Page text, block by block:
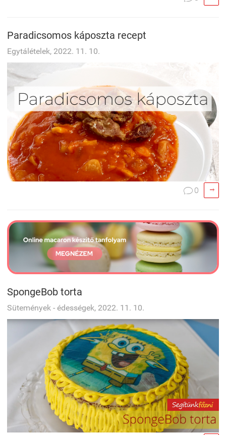
Paradicsomos káposzta recept
Egytálételek, 2022. 11. 10.
 0 
SpongeBob torta
Sütemények - édességek, 2022. 11. 10.